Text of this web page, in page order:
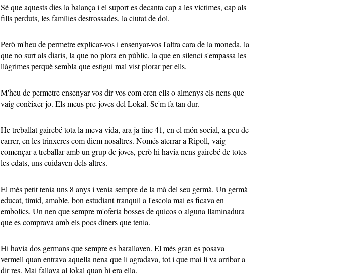
Sé que aquests dies la balança i el suport es decanta cap a les víctimes, cap als
fills perduts, les famílies destrossades, la ciutat de dol.
Però m'heu de permetre explicar-vos i ensenyar-vos l'altra cara de la moneda, la
que no surt als diaris, la que no plora en públic, la que en silenci s'empassa les
llàgrimes perquè sembla que estigui mal vist plorar per ells.
M'heu de permetre ensenyar-vos dir-vos com eren ells o almenys els nens que
vaig conèixer jo. Els meus pre-joves del Lokal. Se'm fa tan dur.
He treballat gairebé tota la meva vida, ara ja tinc 41, en el món social, a peu de
carrer, en les trinxeres com diem nosaltres. Només aterrar a Ripoll, vaig
començar a treballar amb un grup de joves, però hi havia nens gairebé de totes
les edats, uns cuidaven dels altres.
El més petit tenia uns 8 anys i venia sempre de la mà del seu germà. Un germà
educat, tímid, amable, bon estudiant tranquil a l'escola mai es ficava en
embolics. Un nen que sempre m'oferia bosses de quicos o alguna llaminadura
que es comprava amb els pocs diners que tenia.
Hi havia dos germans que sempre es barallaven. El més gran es posava
vermell quan entrava aquella nena que li agradava, tot i que mai li va arribar a
dir res. Mai fallava al lokal quan hi era ella.